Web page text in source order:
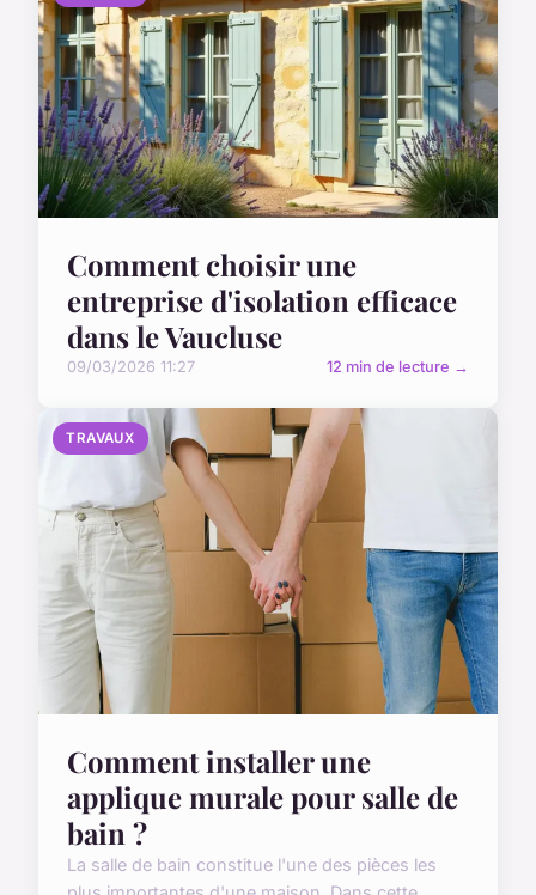
Comment choisir une
entreprise d'isolation efficace
dans le Vaucluse
09/03/2026 11:27 12 min de lecture →
TRAVAUX
Comment installer une
applique murale pour salle de
bain ?
La salle de bain constitue l'une des pièces les